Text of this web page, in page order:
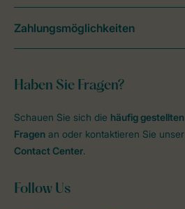
Haben Sie Fragen?
Schauen Sie sich die häufig gestellten
Fragen an oder kontaktieren Sie unser
Contact Center.
Follow Us
Zahlungsmöglichkeiten